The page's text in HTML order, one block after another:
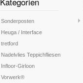
Sonderposten
Heuga / Interface
tretford
Nadelvlies Teppichfliesen
Infloor-Girloon
Vorwerk®